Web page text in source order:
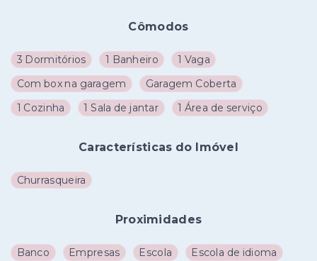
Cômodos
3 Dormitórios 1 Banheiro
1 Vaga
Com box na garagem
Garagem Coberta
1 Cozinha
1 Sala de jantar 1 Área de serviço
Características do Imóvel
Churrasqueira
Proximidades
Banco Empresas Escola
Escola de idioma